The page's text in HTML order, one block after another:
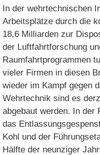
In der wehrtechnischen
Arbeitsplätze durch die
18,6 Milliarden zur
der Luftfahrtforschung
Raumfahrtprogrammen
vieler Firmen in diesen
wieder im Kampf gegen
Wehrtechnik sind es
abgebaut werden. In der
das
Kohl und der
Hälfte der neunziger